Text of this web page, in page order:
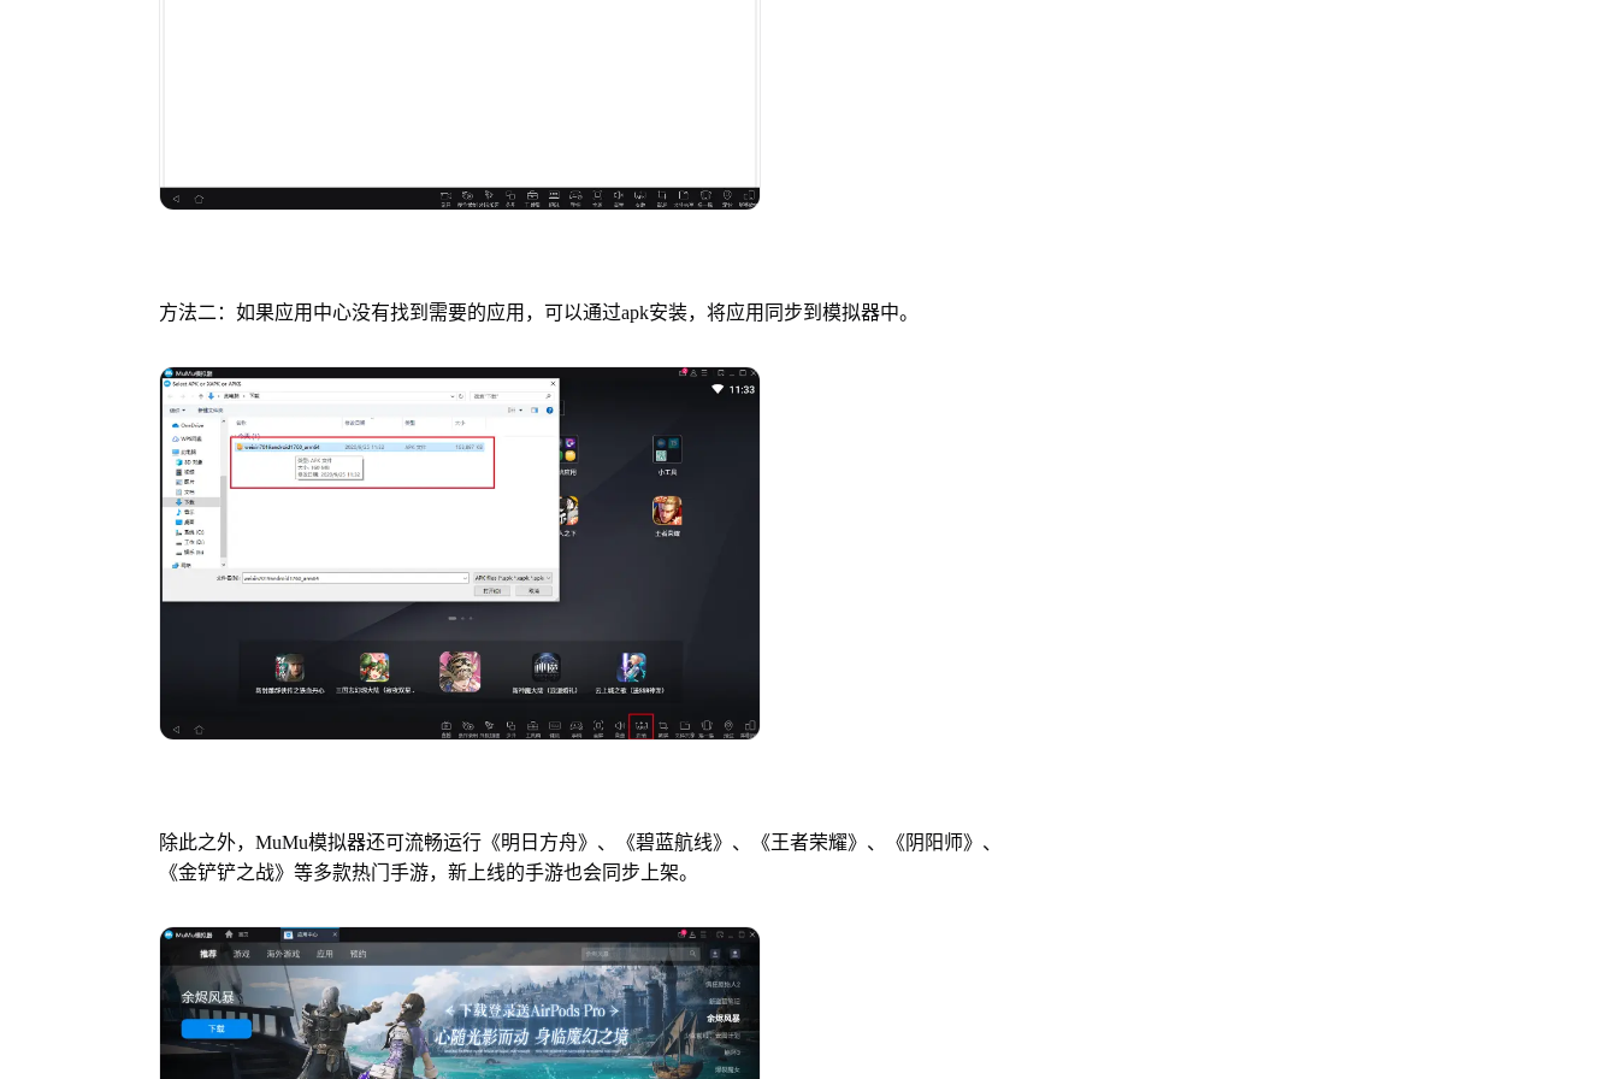
方法二：如果应用中心没有找到需要的应用，可以通过apk安装，将应用同步到模拟器中。
除此之外，MuMu模拟器还可流畅运行《明日方舟》、《碧蓝航线》、《王者荣耀》、《阴阳师》、
《金铲铲之战》等多款热门手游，新上线的手游也会同步上架。